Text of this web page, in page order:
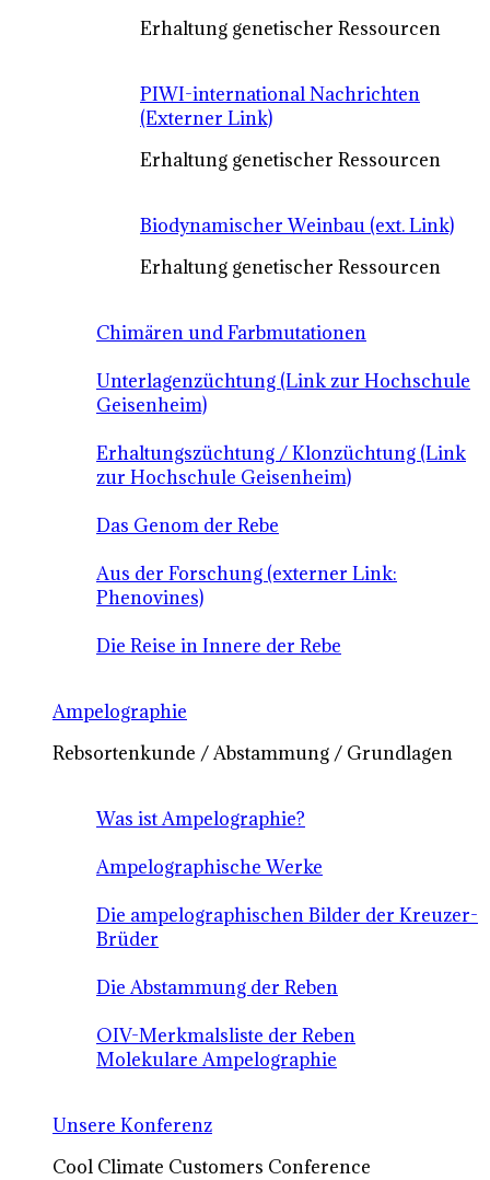
Erhaltung genetischer Ressourcen
PIWI-international Nachrichten
(Externer Link)
Erhaltung genetischer Ressourcen
Biodynamischer Weinbau (ext. Link)
Erhaltung genetischer Ressourcen
Chimären und Farbmutationen
Unterlagenzüchtung (Link zur Hochschule
Geisenheim)
Erhaltungszüchtung / Klonzüchtung (Link
zur Hochschule Geisenheim)
Das Genom der Rebe
Aus der Forschung (externer Link:
Phenovines)
Die Reise in Innere der Rebe
Ampelographie
Rebsortenkunde / Abstammung / Grundlagen
Was ist Ampelographie?
Ampelographische Werke
Die ampelographischen Bilder der Kreuzer-
Brüder
Die Abstammung der Reben
OIV-Merkmalsliste der Reben
Molekulare Ampelographie
Unsere Konferenz
Cool Climate Customers Conference